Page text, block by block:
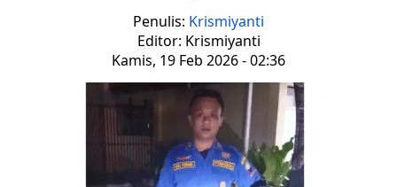
Penulis: Krismiyanti
Editor: Krismiyanti
Kamis, 19 Feb 2026 - 02:36